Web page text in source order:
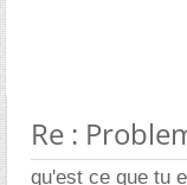
Re :
qu'est ce que tu